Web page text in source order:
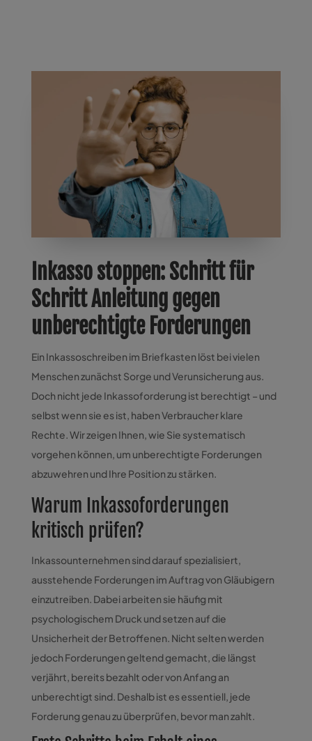
Inkasso stoppen: Schritt für
Schritt Anleitung gegen
unberechtigte Forderungen
Ein Inkassoschreiben im Briefkasten löst bei vielen
Menschen zunächst Sorge und Verunsicherung aus.
Doch nicht jede Inkassoforderung ist berechtigt – und
selbst wenn sie es ist, haben Verbraucher klare
Rechte. Wir zeigen Ihnen, wie Sie systematisch
vorgehen können, um unberechtigte Forderungen
abzuwehren und Ihre Position zu stärken.
Warum Inkassoforderungen
kritisch prüfen?
Inkassounternehmen sind darauf spezialisiert,
ausstehende Forderungen im Auftrag von Gläubigern
einzutreiben. Dabei arbeiten sie häufig mit
psychologischem Druck und setzen auf die
Unsicherheit der Betroffenen. Nicht selten werden
jedoch Forderungen geltend gemacht, die längst
verjährt, bereits bezahlt oder von Anfang an
unberechtigt sind. Deshalb ist es essentiell, jede
Forderung genau zu überprüfen, bevor man zahlt.